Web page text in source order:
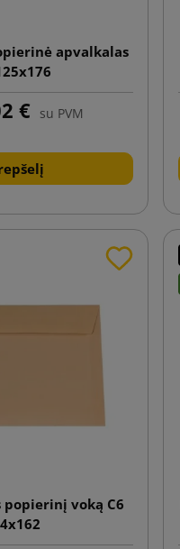
apvalkalas
€ su PVM
popierinį voką C6